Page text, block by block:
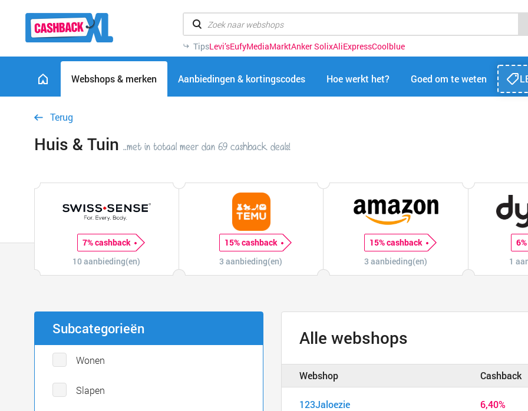
TipsLevi’sEufyMediaMarktAnker SolixAliExpressCoolblue
Webshops & merken Aanbiedingen & kortingscodes Hoe werkt het? Goed om te weten
Terug
Huis & Tuin ..met in totaal meer dan 69 cashback deals!
7% cashback
10 aanbieding(en)
15% cashback
3 aanbieding(en)
15% cashback
3 aanbieding(en)
1
Subcategorieën
Wonen
Slapen
Alle webshops
Webshop Cashback
123Jaloezie 6,40%